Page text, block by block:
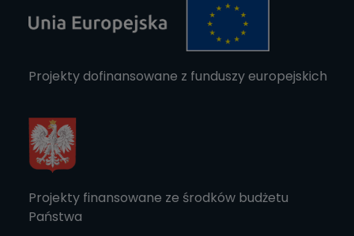
Projekty dofinansowane z funduszy europejskich
Projekty finansowane ze środków budżetu
Państwa